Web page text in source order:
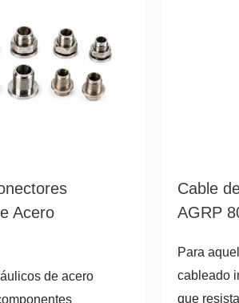
Acero
de acero
Cable
AGRP
Para
cableado
que